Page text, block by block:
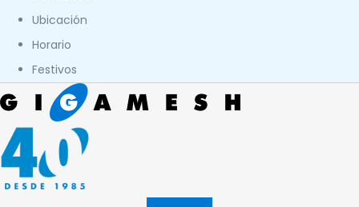
Ubicación
Horario
Festivos